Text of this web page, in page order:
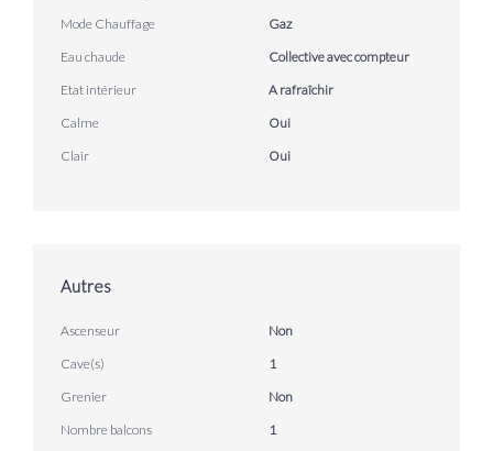
Mode Chauffage
Gaz
Eau chaude
Collective avec compteur
Etat intérieur
A rafraîchir
Calme
Oui
Clair
Oui
Autres
Ascenseur
Non
Cave(s)
1
Grenier
Non
Nombre balcons
1